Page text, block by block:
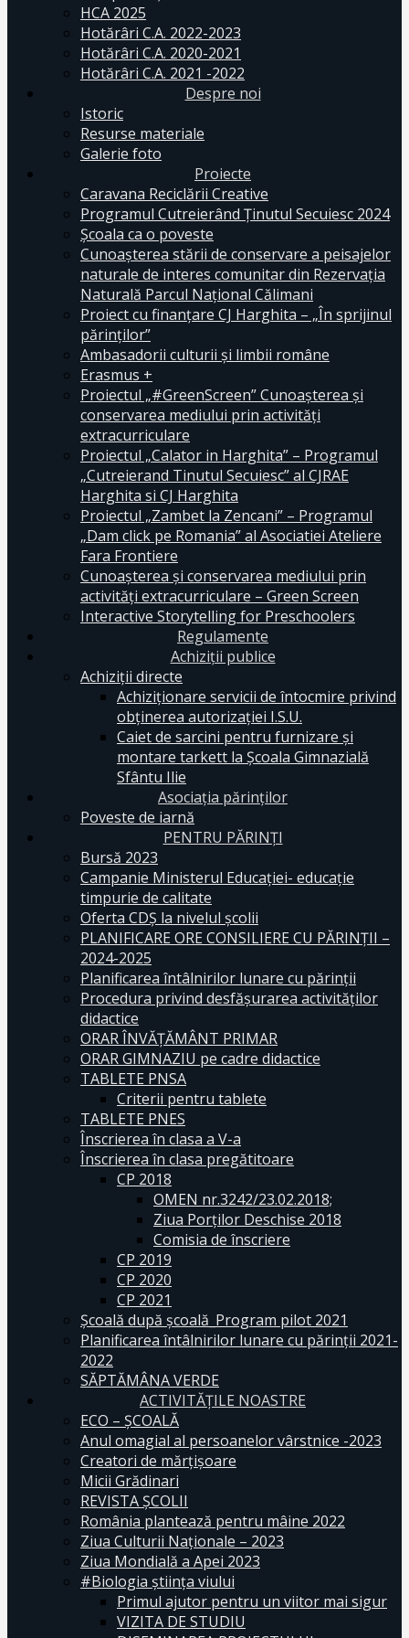
HCA 2025
Hotărâri C.A. 2022-2023
Hotărâri C.A. 2020-2021
Hotărâri C.A. 2021 -2022
Despre noi
Istoric
Resurse materiale
Galerie foto
Proiecte
Caravana Reciclării Creative
Programul Cutreierând Ținutul Secuiesc 2024
Școala ca o poveste
Cunoaşterea stării de conservare a peisajelor
naturale de interes comunitar din Rezervaţia
Naturală Parcul Naţional Călimani
Proiect cu finanţare CJ Harghita – „În sprijinul
părinţilor”
Ambasadorii culturii și limbii române
Erasmus +
Proiectul „#GreenScreen” Cunoașterea şi
conservarea mediului prin activităţi
extracurriculare
Proiectul „Calator in Harghita” – Programul
„Cutreierand Tinutul Secuiesc” al CJRAE
Harghita si CJ Harghita
Proiectul „Zambet la Zencani” – Programul
„Dam click pe Romania” al Asociatiei Ateliere
Fara Frontiere
Cunoașterea și conservarea mediului prin
activități extracurriculare – Green Screen
Interactive Storytelling for Preschoolers
Regulamente
Achiziții publice
Achiziții directe
Achiziționare servicii de întocmire privind
obținerea autorizației I.S.U.
Caiet de sarcini pentru furnizare și
montare tarkett la Școala Gimnazială
Sfântu Ilie
Asociația părinților
Poveste de iarnă
PENTRU PĂRINȚI
Bursă 2023
Campanie Ministerul Educației- educație
timpurie de calitate
Oferta CDŞ la nivelul şcolii
PLANIFICARE ORE CONSILIERE CU PĂRINȚII –
2024-2025
Planificarea întâlnirilor lunare cu părinții
Procedura privind desfășurarea activităților
didactice
ORAR ÎNVĂȚĂMÂNT PRIMAR
ORAR GIMNAZIU pe cadre didactice
TABLETE PNSA
Criterii pentru tablete
TABLETE PNES
Înscrierea în clasa a V-a
Înscrierea în clasa pregătitoare
CP 2018
OMEN nr.3242/23.02.2018;
Ziua Porților Deschise 2018
Comisia de înscriere
CP 2019
CP 2020
CP 2021
Școală după școală_Program pilot 2021
Planificarea întâlnirilor lunare cu părinții 2021-
2022
SĂPTĂMÂNA VERDE
ACTIVITĂȚILE NOASTRE
ECO – ŞCOALĂ
Anul omagial al persoanelor vârstnice -2023
Creatori de mărțișoare
Micii Grădinari
REVISTA ŞCOLII
România plantează pentru mâine 2022
Ziua Culturii Naționale – 2023
Ziua Mondială a Apei 2023
#Biologia știința viului
Primul ajutor pentru un viitor mai sigur
VIZITA DE STUDIU